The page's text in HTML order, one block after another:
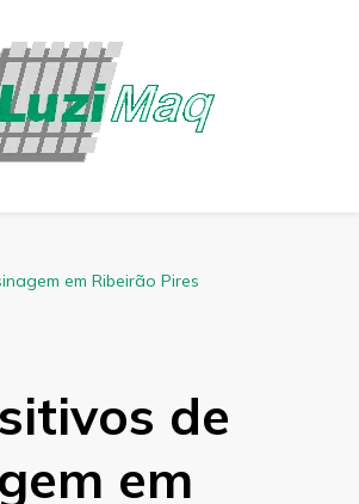
em Ribeirão Pires
de
em